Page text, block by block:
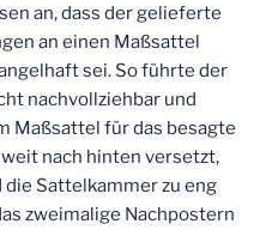
an, dass der gelieferte
an einen Maßsattel
sei. So führte der
nachvollziehbar und
Maßsattel für das besagte
nach hinten versetzt,
Sattelkammer zu eng
zweimalige Nachpostern